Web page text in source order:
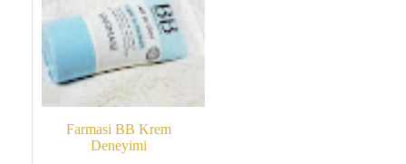
Farmasi BB Krem
Deneyimi